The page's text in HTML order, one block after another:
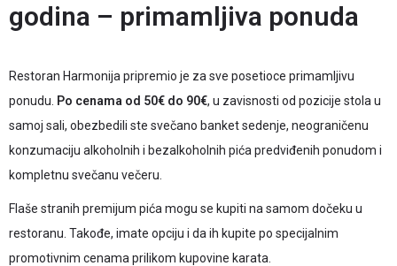
godina – primamljiva ponuda
Restoran Harmonija pripremio je za sve posetioce primamljivu
ponudu. Po cenama od 50€ do 90€, u zavisnosti od pozicije stola u
samoj sali, obezbedili ste svečano banket sedenje, neograničenu
konzumaciju alkoholnih i bezalkoholnih pića predviđenih ponudom i
kompletnu svečanu večeru.
Flaše stranih premijum pića mogu se kupiti na samom dočeku u
restoranu. Takođe, imate opciju i da ih kupite po specijalnim
promotivnim cenama prilikom kupovine karata.